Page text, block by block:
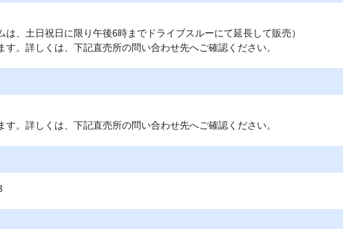
は、土日祝日に限り午後6時までドライブスルーにて延長して販売）
。詳しくは、下記直売所の問い合わせ先へご確認ください。
。詳しくは、下記直売所の問い合わせ先へご確認ください。